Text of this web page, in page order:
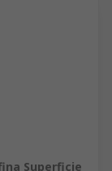
Superficie